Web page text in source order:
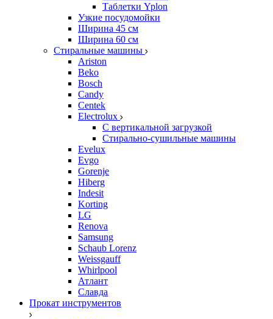
Таблетки Yplon
Узкие посудомойки
Ширина 45 см
Ширина 60 см
Стиральные машины
Ariston
Beko
Bosch
Candy
Centek
Electrolux
С вертикальной загрузкой
Стирально-сушильные машины
Evelux
Evgo
Gorenje
Hiberg
Indesit
Korting
LG
Renova
Samsung
Schaub Lorenz
Weissgauff
Whirlpool
Атлант
Славда
Прокат инструментов